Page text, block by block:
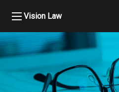
Vision Law